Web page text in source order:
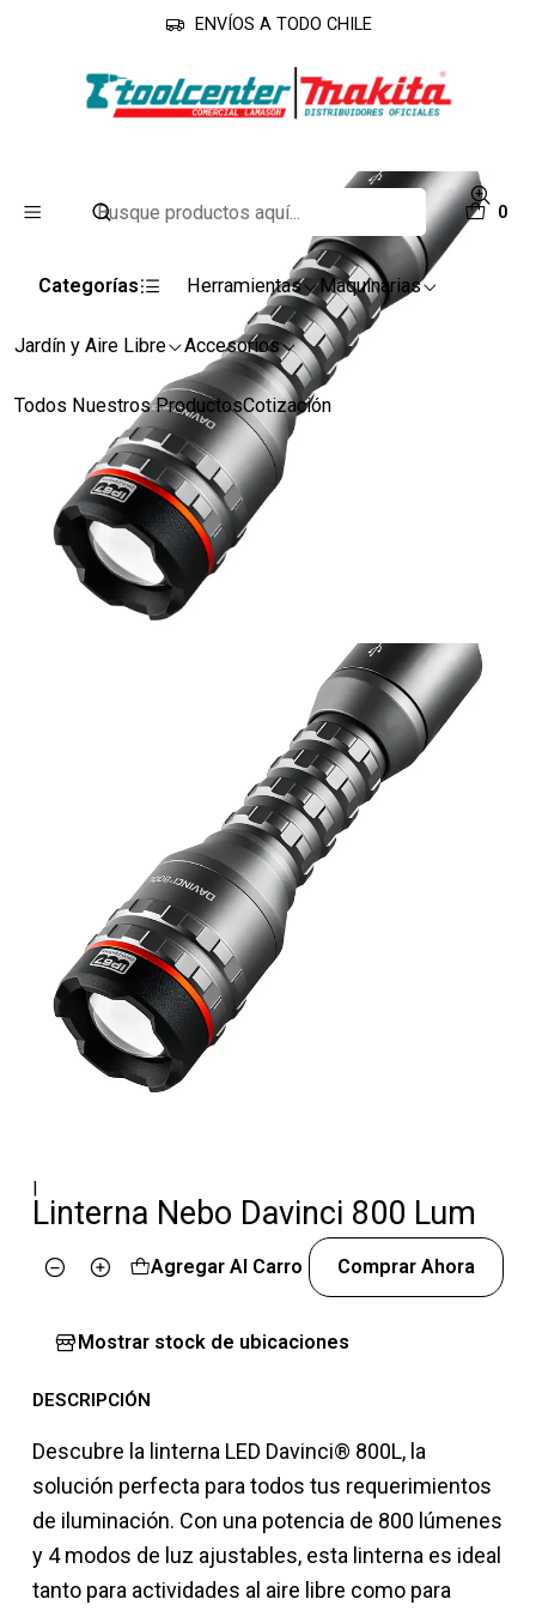
0
Categorías Herramientas Maquinarias
Jardín y Aire Libre Accesorios
Todos Nuestros ProductosCotización
ENVÍOS A TODO CHILE
Inicio Iluminación y Electricidad
Linternas
Linterna Nebo Davinci 800 Lum
|
Linterna Nebo Davinci 800 Lum
Cantidad
Agregar Al Carro Comprar Ahora
Mostrar stock de ubicaciones
DESCRIPCIÓN
Descubre la linterna LED Davinci® 800L, la
solución perfecta para todos tus requerimientos
de iluminación. Con una potencia de 800 lúmenes
y 4 modos de luz ajustables, esta linterna es ideal
tanto para actividades al aire libre como para